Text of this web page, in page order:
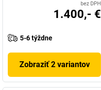
bez DPH
1.400,- €
5-6 týždne
Zobraziť 2 variantov